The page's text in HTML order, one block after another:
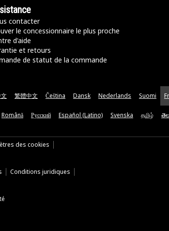
contacter
le concessionnaire le plus proche
d'aide
et retours
de statut de la commande
繁體中文 Čeština Dansk Nederlands Suomi
Română Русский Español (Latino) Svenska தமிழ்
des cookies
Conditions juridiques